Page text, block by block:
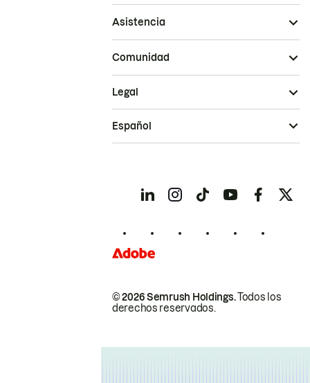
Asistencia
Comunidad
© 2026 Semrush Holdings.Todos los
derechos reservados.
Legal
Español